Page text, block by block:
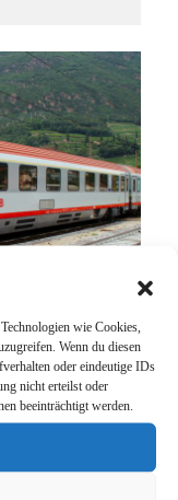
wie Cookies,
Wenn du diesen
oder eindeutige IDs
nicht erteilst oder
beeinträchtigt werden.